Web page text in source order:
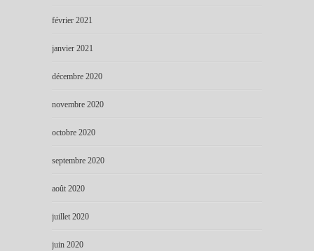
février 2021
janvier 2021
décembre 2020
novembre 2020
octobre 2020
septembre 2020
août 2020
juillet 2020
juin 2020